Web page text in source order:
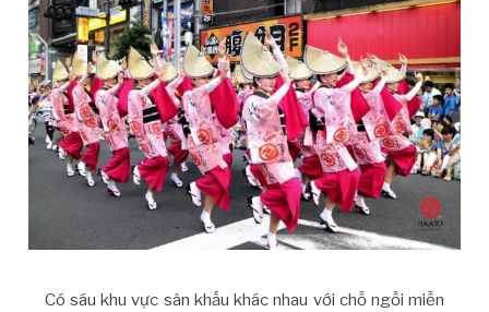
Có sáu khu vực sân khấu khác nhau với chỗ ngồi miễn